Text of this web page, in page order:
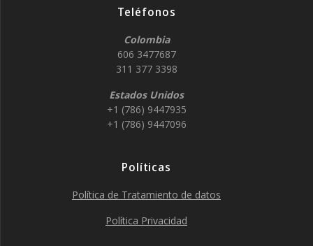
Teléfonos
Colombia
606 3477687
311 377 3398
Estados Unidos
+1 (786) 9447935
+1 (786) 9447096
Políticas
Política de Tratamiento de datos
Política Privacidad